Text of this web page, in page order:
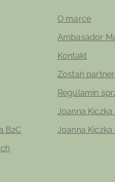
B2C
O marce
Ambasador
Kontakt
Zostań
Regulamin
Joanna
Joanna